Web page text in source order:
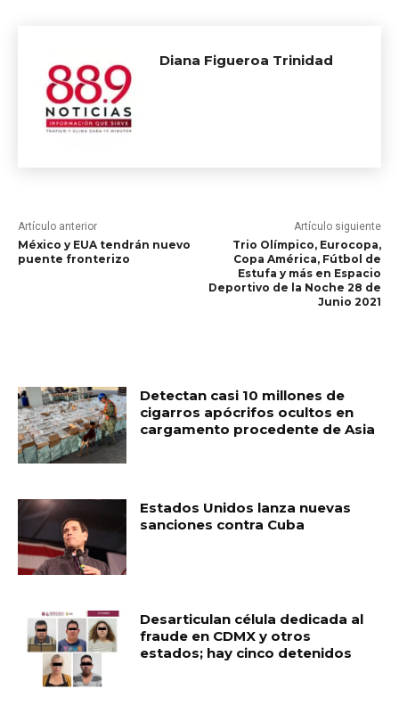
Diana Figueroa Trinidad
Artículo anterior
México y EUA tendrán nuevo
puente fronterizo
Artículo siguiente
Trio Olímpico, Eurocopa,
Copa América, Fútbol de
Estufa y más en Espacio
Deportivo de la Noche 28 de
Junio 2021
Detectan casi 10 millones de
cigarros apócrifos ocultos en
cargamento procedente de Asia
Estados Unidos lanza nuevas
sanciones contra Cuba
Desarticulan célula dedicada al
fraude en CDMX y otros
estados; hay cinco detenidos